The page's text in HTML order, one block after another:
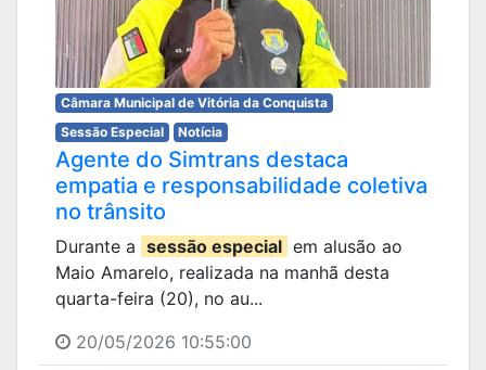
Câmara Municipal de Vitória da Conquista
Sessão Especial
Notícia
Agente do Simtrans destaca
empatia e responsabilidade coletiva
no trânsito
Durante a sessão especial em alusão ao
Maio Amarelo, realizada na manhã desta
quarta-feira (20), no au...
20/05/2026 10:55:00